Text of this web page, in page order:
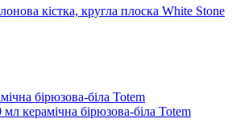
кістка, кругла плоска White Stone